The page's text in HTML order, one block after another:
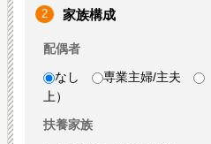
2 家族構成
配偶者
なし
専業主婦/主夫
上）
扶養家族